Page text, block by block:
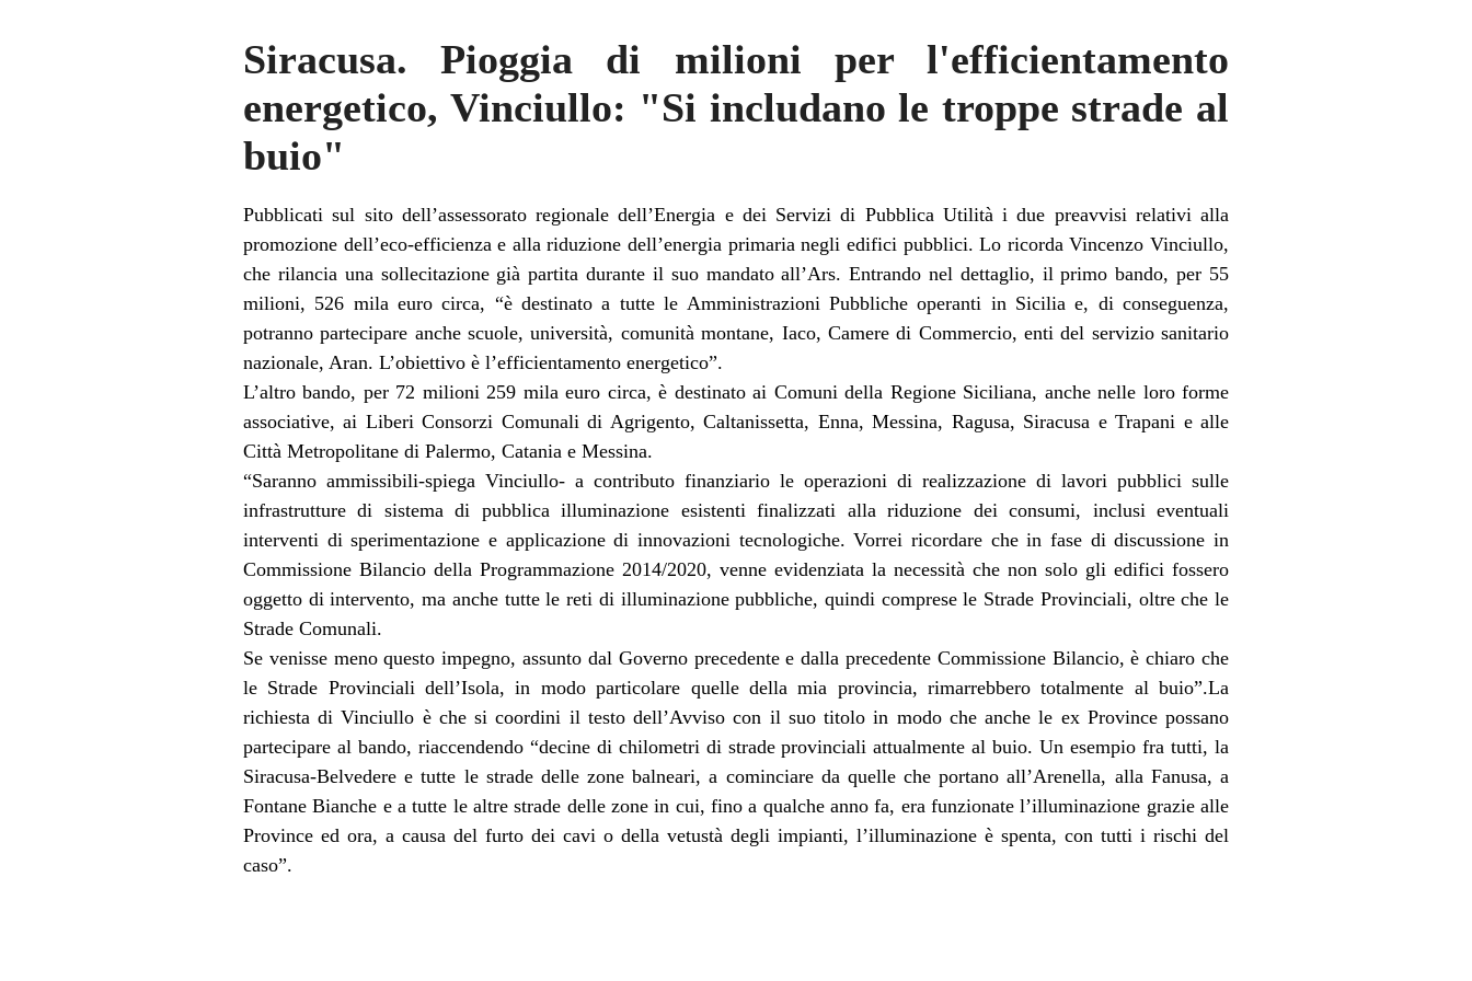
Siracusa. Pioggia di milioni per l'efficientamento
energetico, Vinciullo: "Si includano le troppe strade al
buio"
Pubblicati sul sito dell’assessorato regionale dell’Energia e dei Servizi di Pubblica Utilità i due preavvisi relativi alla
promozione dell’eco-efficienza e alla riduzione dell’energia primaria negli edifici pubblici. Lo ricorda Vincenzo Vinciullo,
che rilancia una sollecitazione già partita durante il suo mandato all’Ars. Entrando nel dettaglio, il primo bando, per 55
milioni, 526 mila euro circa, “è destinato a tutte le Amministrazioni Pubbliche operanti in Sicilia e, di conseguenza,
potranno partecipare anche scuole, università, comunità montane, Iaco, Camere di Commercio, enti del servizio sanitario
nazionale, Aran. L’obiettivo è l’efficientamento energetico”.
L’altro bando, per 72 milioni 259 mila euro circa, è destinato ai Comuni della Regione Siciliana, anche nelle loro forme
associative, ai Liberi Consorzi Comunali di Agrigento, Caltanissetta, Enna, Messina, Ragusa, Siracusa e Trapani e alle
Città Metropolitane di Palermo, Catania e Messina.
“Saranno ammissibili-spiega Vinciullo- a contributo finanziario le operazioni di realizzazione di lavori pubblici sulle
infrastrutture di sistema di pubblica illuminazione esistenti finalizzati alla riduzione dei consumi, inclusi eventuali
interventi di sperimentazione e applicazione di innovazioni tecnologiche. Vorrei ricordare che in fase di discussione in
Commissione Bilancio della Programmazione 2014/2020, venne evidenziata la necessità che non solo gli edifici fossero
oggetto di intervento, ma anche tutte le reti di illuminazione pubbliche, quindi comprese le Strade Provinciali, oltre che le
Strade Comunali.
Se venisse meno questo impegno, assunto dal Governo precedente e dalla precedente Commissione Bilancio, è chiaro che
le Strade Provinciali dell’Isola, in modo particolare quelle della mia provincia, rimarrebbero totalmente al buio”.La
richiesta di Vinciullo è che si coordini il testo dell’Avviso con il suo titolo in modo che anche le ex Province possano
partecipare al bando, riaccendendo “decine di chilometri di strade provinciali attualmente al buio. Un esempio fra tutti, la
Siracusa-Belvedere e tutte le strade delle zone balneari, a cominciare da quelle che portano all’Arenella, alla Fanusa, a
Fontane Bianche e a tutte le altre strade delle zone in cui, fino a qualche anno fa, era funzionate l’illuminazione grazie alle
Province ed ora, a causa del furto dei cavi o della vetustà degli impianti, l’illuminazione è spenta, con tutti i rischi del
caso”.